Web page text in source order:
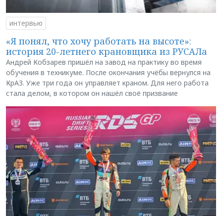
интервью
«Я понял, что хочу работать на высоте»:
история 20-летнего крановщика из РУСАЛа
Андрей Кобзарев пришёл на завод на практику во время
обучения в техникуме. После окончания учёбы вернулся на
КрАЗ. Уже три года он управляет краном. Для него работа
стала делом, в котором он нашёл своё призвание